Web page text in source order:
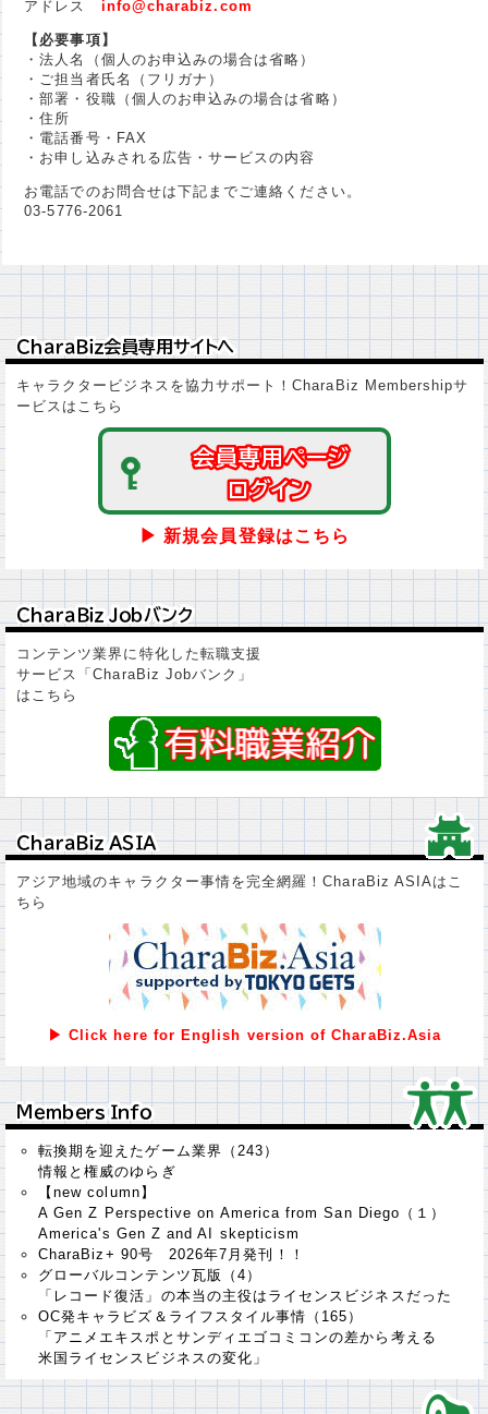
アドレス info@charabiz.com
【必要事項】
・法人名（個人のお申込みの場合は省略）
・ご担当者氏名（フリガナ）
・部署・役職（個人のお申込みの場合は省略）
・住所
・電話番号・FAX
・お申し込みされる広告・サービスの内容
お電話でのお問合せは下記までご連絡ください。
03-5776-2061
ＣｈａｒａＢｉｚ会員専用サイトへ
ＣｈａｒａＢｉｚ会員専用サイトへ
キャラクタービジネスを協力サポート！CharaBiz Membershipサ
ービスはこちら
会員専用ページ
会員専用ページ
ログイン
ログイン
▶ 新規会員登録はこちら
ＣｈａｒａＢｉｚ Ｊｏｂバンク
ＣｈａｒａＢｉｚ Ｊｏｂバンク
コンテンツ業界に特化した転職支援
サービス「CharaBiz Jobバンク」
はこちら
ＣｈａｒａＢｉｚ ＡＳＩＡ
ＣｈａｒａＢｉｚ ＡＳＩＡ
アジア地域のキャラクター事情を完全網羅！CharaBiz ASIAはこ
ちら
▶ Click here for English version of CharaBiz.Asia
Ｍｅｍｂｅｒｓ Ｉｎｆｏ
Ｍｅｍｂｅｒｓ Ｉｎｆｏ
転換期を迎えたゲーム業界（243）
情報と権威のゆらぎ
【new column】
A Gen Z Perspective on America from San Diego（１）
America's Gen Z and AI skepticism
CharaBiz+ 90号 2026年7月発刊！！
グローバルコンテンツ瓦版（4）
「レコード復活」の本当の主役はライセンスビジネスだった
OC発キャラビズ＆ライフスタイル事情（165）
「アニメエキスポとサンディエゴコミコンの差から考える
米国ライセンスビジネスの変化」